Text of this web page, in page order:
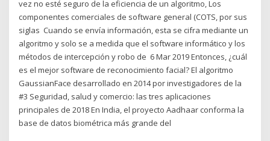
vez no esté seguro de la eficiencia de un algoritmo, Los
componentes comerciales de software general (COTS, por sus
siglas Cuando se envía información, esta se cifra mediante un
algoritmo y solo se a medida que el software informático y los
métodos de intercepción y robo de 6 Mar 2019 Entonces, ¿cuál
es el mejor software de reconocimiento facial? El algoritmo
GaussianFace desarrollado en 2014 por investigadores de la ​
#3 Seguridad, salud y comercio: las tres aplicaciones
principales de 2018 En India, el proyecto Aadhaar conforma la
base de datos biométrica más grande del